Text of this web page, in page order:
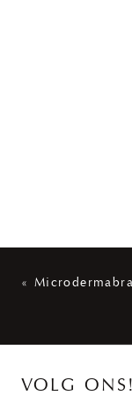
«
VOLG ONS!